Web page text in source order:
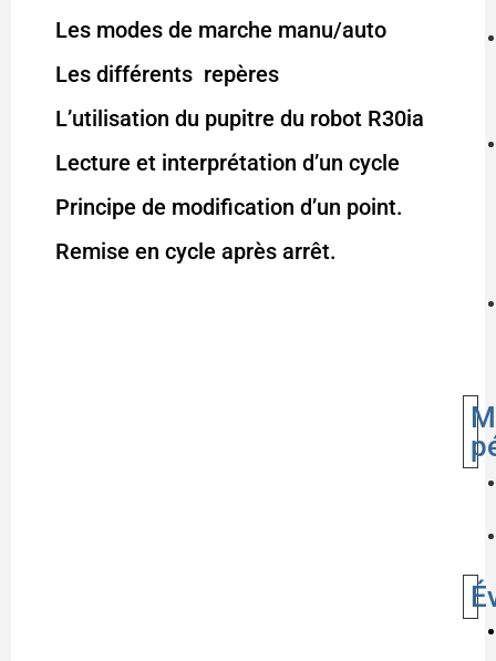
Les modes de marche manu/auto
Les différents repères
L’utilisation du pupitre du robot R30ia
Lecture et interprétation d’un cycle
Principe de modification d’un point.
Remise en cycle après arrêt.